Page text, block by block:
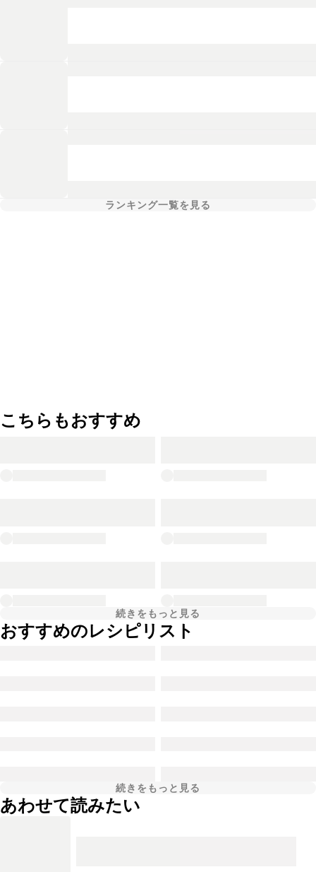
ランキング一覧を見る
こちらもおすすめ
続きをもっと見る
おすすめのレシピリスト
続きをもっと見る
あわせて読みたい